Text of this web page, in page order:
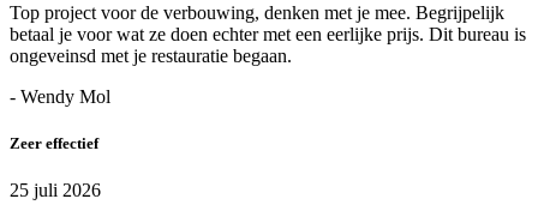
Top project voor de verbouwing, denken met je mee. Begrijpelijk
betaal je voor wat ze doen echter met een eerlijke prijs. Dit bureau is
ongeveinsd met je restauratie begaan.
- Wendy Mol
Zeer effectief
25 juli 2026